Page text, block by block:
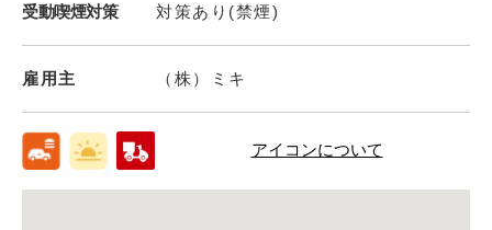
受動喫煙対策 対策あり(禁煙)
雇用主 （株）ミキ
アイコンについて